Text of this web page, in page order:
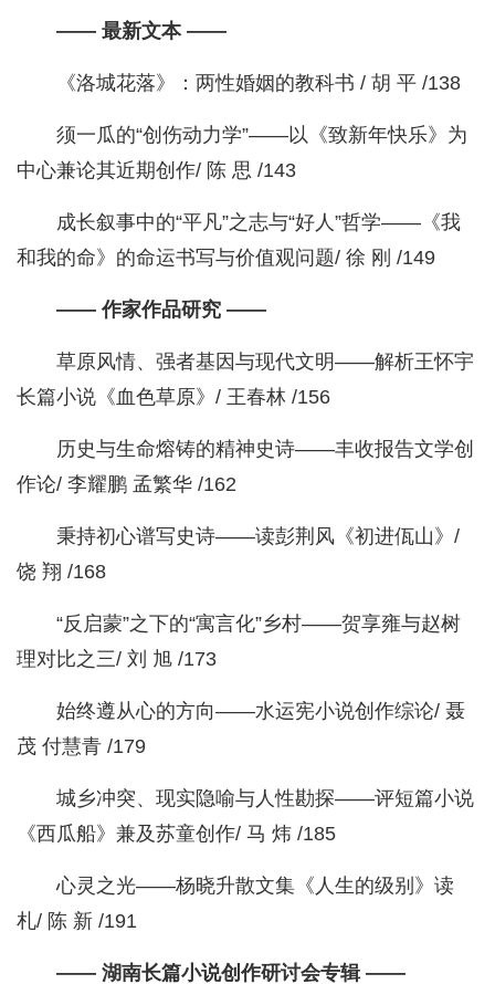
—— 最新文本 ——
《洛城花落》：两性婚姻的教科书 / 胡 平 /138
须一瓜的“创伤动力学”——以《致新年快乐》为
中心兼论其近期创作/ 陈 思 /143
成长叙事中的“平凡”之志与“好人”哲学——《我
和我的命》的命运书写与价值观问题/ 徐 刚 /149
—— 作家作品研究 ——
草原风情、强者基因与现代文明——解析王怀宇
长篇小说《血色草原》/ 王春林 /156
历史与生命熔铸的精神史诗——丰收报告文学创
作论/ 李耀鹏 孟繁华 /162
秉持初心谱写史诗——读彭荆风《初进佤山》/
饶 翔 /168
“反启蒙”之下的“寓言化”乡村——贺享雍与赵树
理对比之三/ 刘 旭 /173
始终遵从心的方向——水运宪小说创作综论/ 聂
茂 付慧青 /179
城乡冲突、现实隐喻与人性勘探——评短篇小说
《西瓜船》兼及苏童创作/ 马 炜 /185
心灵之光——杨晓升散文集《人生的级别》读
札/ 陈 新 /191
—— 湖南长篇小说创作研讨会专辑 ——